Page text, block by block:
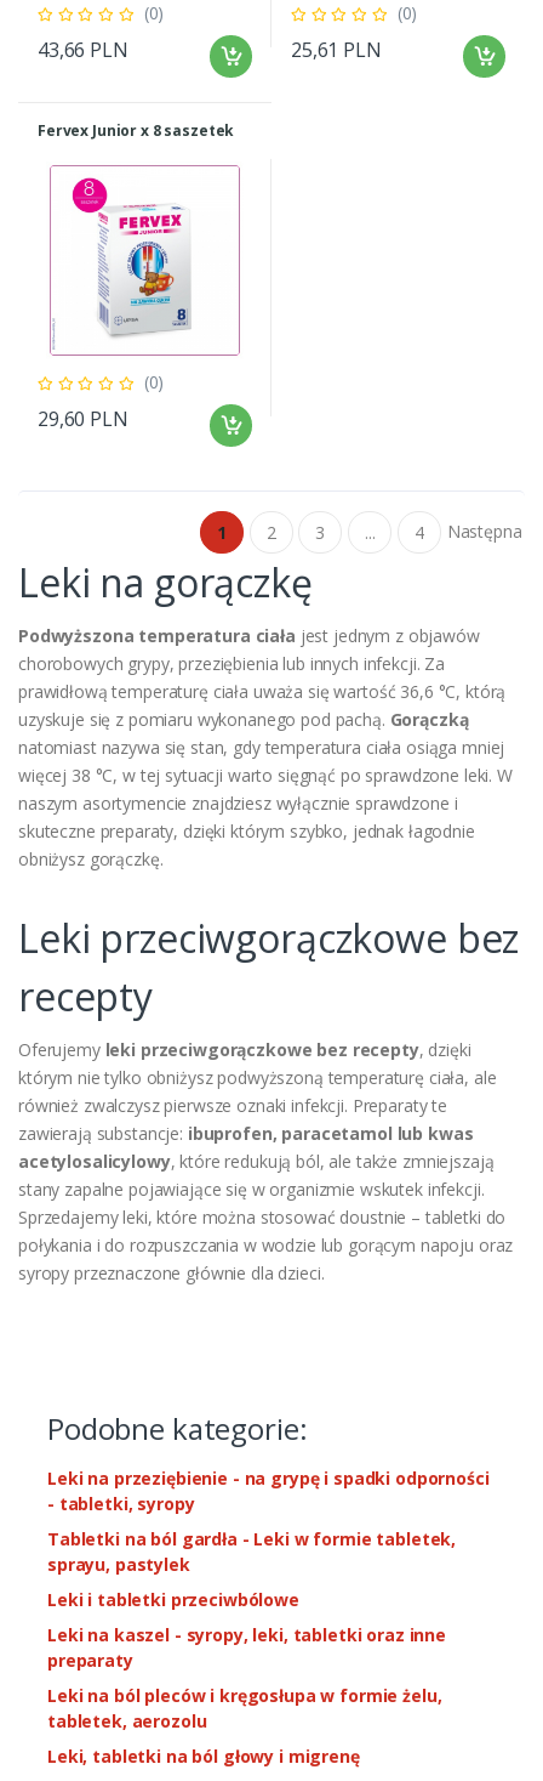
(0)
43,66 PLN
(0)
25,61 PLN
Fervex Junior x 8 saszetek
(0)
29,60 PLN
1 2 3 ... 4 Następna
Leki na gorączkę
Podwyższona temperatura ciała jest jednym z objawów
chorobowych grypy, przeziębienia lub innych infekcji. Za
prawidłową temperaturę ciała uważa się wartość 36,6 °C, którą
uzyskuje się z pomiaru wykonanego pod pachą. Gorączką
natomiast nazywa się stan, gdy temperatura ciała osiąga mniej
więcej 38 °C, w tej sytuacji warto sięgnąć po sprawdzone leki. W
naszym asortymencie znajdziesz wyłącznie sprawdzone i
skuteczne preparaty, dzięki którym szybko, jednak łagodnie
obniżysz gorączkę.
Leki przeciwgorączkowe bez
recepty
Oferujemy leki przeciwgorączkowe bez recepty, dzięki
którym nie tylko obniżysz podwyższoną temperaturę ciała, ale
również zwalczysz pierwsze oznaki infekcji. Preparaty te
zawierają substancje: ibuprofen, paracetamol lub kwas
acetylosalicylowy, które redukują ból, ale także zmniejszają
stany zapalne pojawiające się w organizmie wskutek infekcji.
Sprzedajemy leki, które można stosować doustnie – tabletki do
połykania i do rozpuszczania w wodzie lub gorącym napoju oraz
syropy przeznaczone głównie dla dzieci.
Podobne kategorie:
Leki na przeziębienie - na grypę i spadki odporności
- tabletki, syropy
Tabletki na ból gardła - Leki w formie tabletek,
sprayu, pastylek
Leki i tabletki przeciwbólowe
Leki na kaszel - syropy, leki, tabletki oraz inne
preparaty
Leki na ból pleców i kręgosłupa w formie żelu,
tabletek, aerozolu
Leki, tabletki na ból głowy i migrenę